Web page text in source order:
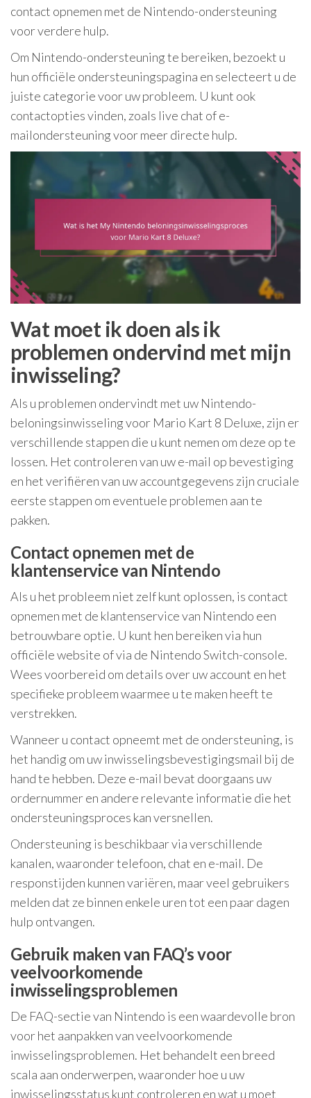
contact opnemen met de Nintendo-ondersteuning
voor verdere hulp.
Om Nintendo-ondersteuning te bereiken, bezoekt u
hun officiële ondersteuningspagina en selecteert u de
juiste categorie voor uw probleem. U kunt ook
contactopties vinden, zoals live chat of e-
mailondersteuning voor meer directe hulp.
Wat moet ik doen als ik
problemen ondervind met mijn
inwisseling?
Als u problemen ondervindt met uw Nintendo-
beloningsinwisseling voor Mario Kart 8 Deluxe, zijn er
verschillende stappen die u kunt nemen om deze op te
lossen. Het controleren van uw e-mail op bevestiging
en het verifiëren van uw accountgegevens zijn cruciale
eerste stappen om eventuele problemen aan te
pakken.
Contact opnemen met de
klantenservice van Nintendo
Als u het probleem niet zelf kunt oplossen, is contact
opnemen met de klantenservice van Nintendo een
betrouwbare optie. U kunt hen bereiken via hun
officiële website of via de Nintendo Switch-console.
Wees voorbereid om details over uw account en het
specifieke probleem waarmee u te maken heeft te
verstrekken.
Wanneer u contact opneemt met de ondersteuning, is
het handig om uw inwisselingsbevestigingsmail bij de
hand te hebben. Deze e-mail bevat doorgaans uw
ordernummer en andere relevante informatie die het
ondersteuningsproces kan versnellen.
Ondersteuning is beschikbaar via verschillende
kanalen, waaronder telefoon, chat en e-mail. De
responstijden kunnen variëren, maar veel gebruikers
melden dat ze binnen enkele uren tot een paar dagen
hulp ontvangen.
Gebruik maken van FAQ’s voor
veelvoorkomende
inwisselingsproblemen
De FAQ-sectie van Nintendo is een waardevolle bron
voor het aanpakken van veelvoorkomende
inwisselingsproblemen. Het behandelt een breed
scala aan onderwerpen, waaronder hoe u uw
inwisselingsstatus kunt controleren en wat u moet